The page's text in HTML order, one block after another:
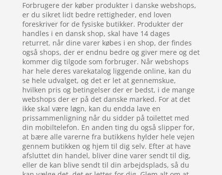
Forbrugere der køber produkter i danske webshops,
er du sikret lidt bedre rettigheder, end loven
foreskriver for de fysiske butikker. Produkter der
handles i en dansk shop, skal have 14 dages
returret. når dine varer købes i en shop, der findes
også shops, der er endnu bedre og giver mere og det
kommer dig tilgode som forbruger. Når webshops
har hele deres varekatalog liggende online, kan du
se hele udvalget, og det er let at gennemskue,
hvilken pris og betingelser der er bedst, i de mange
webshops der er på det danske marked. For at det
ikke skal være løgn, kan du endda lave en
prissammenligning når du sidder på toilettet med
din mobiltelefon. En anden ting du også slipper for,
at bære alle varerne fra butikkens hylder hele vejen
gennem butikken og hjem til dig selv. Efter at have
afsluttet din handel, bliver dine varer sendt til dig,
eller de kan blive sendt til din arbejdsplads, så du